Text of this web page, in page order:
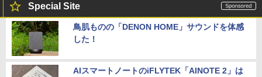
Special Site
鳥肌ものの「DENON HOME」サウンドを体感
した！
AIスマートノートのiFLYTEK「AINOTE 2」は